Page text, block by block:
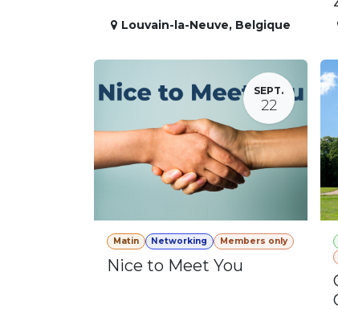
Louvain-la-Neuve, Belgique
SEPT.
22
Matin Networking Members only
Nice to Meet You